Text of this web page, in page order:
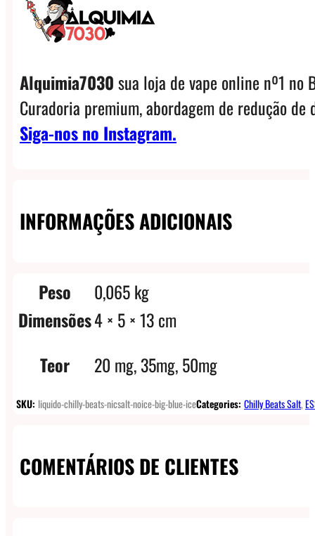
Alquimia7030sua loja de vape online nº1 no
Curadoria premium, abordagem de redução
Siga-nos no Instagram.
INFORMAÇÕES ADICIONAIS
Peso
0,065 kg
Dimensões4 × 5 × 13 cm
Teor
20 mg, 35mg, 50mg
SKU: liquido-chilly-beats-nicsalt-noice-big-blue-iceCategories: Chilly Beats Salt,
COMENTÁRIOS DE CLIENTES